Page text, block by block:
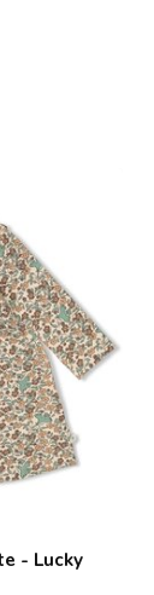
- Lucky